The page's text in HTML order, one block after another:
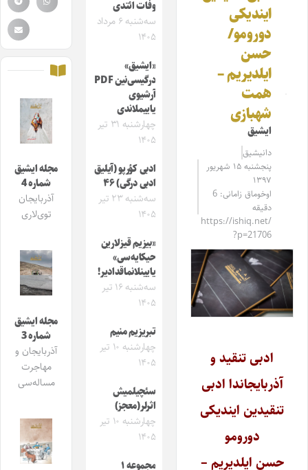
ایندیکی
دورومو/
حسن
ایلدیریم –
همت
شهبازی
ایشیق
دانیشیق
پنجشنبه ۱۵ شهریور
۱۳۹۷
اوخوماق زامانی: 6
دقیقه
https://ishiq.net/
?p=21706
ادبی تنقید و
آذربایجاندا ادبی
تنقیدین ایندیکی
دورومو
حسن ایلدیریم –
وفات ائتدی
سه‌شنبه ۶ مرداد
۱۴۰۵
«ایشیق»
درگیسی‌نین PDF
آرشیوی
یاییملاندی
چهارشنبه ۳۱ تیر
۱۴۰۵
ادبی کؤرپو (آیلیق
ادبی درگی) ۴۶
سه‌شنبه ۲۳ تیر
۱۴۰۵
«بیزیم قیزلارین
حیکایه‌سی»
یایینلانماقدادیر!
سه‌شنبه ۱۶ تیر
۱۴۰۵
تبریزیم منیم
چهارشنبه ۱۰ تیر
۱۴۰۵
سئچیلمیش
اثرلر(معجز)
چهارشنبه ۱۰ تیر
۱۴۰۵
مجموعه ۱
مجله ایشیق
شماره 4
آذربایجان
توی‌لاری
مجله ایشیق
شماره 3
آذربایجان و
مهاجرت
مساله‌سی